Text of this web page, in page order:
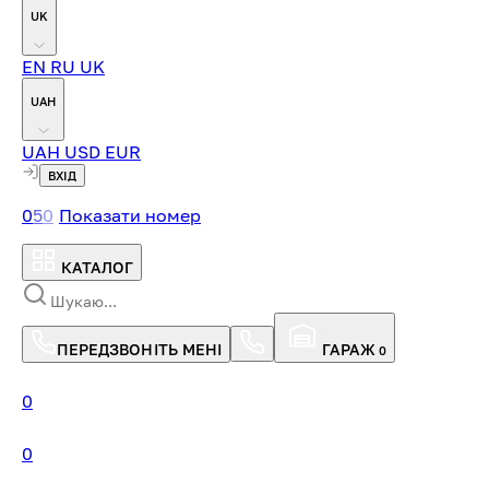
UK
EN RU UK
UAH
UAH USD EUR
ВХІД
050 Показати номер
КАТАЛОГ
ПЕРЕДЗВОНІТЬ МЕНІ ГАРАЖ 0
0
0